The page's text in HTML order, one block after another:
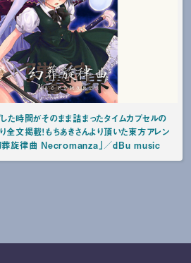
た時間がそのまま詰まったタイムカプセルの
全文掲載！もちあきさんより頂いた東方アレン
葬旋律曲 Necromanza」／dBu music